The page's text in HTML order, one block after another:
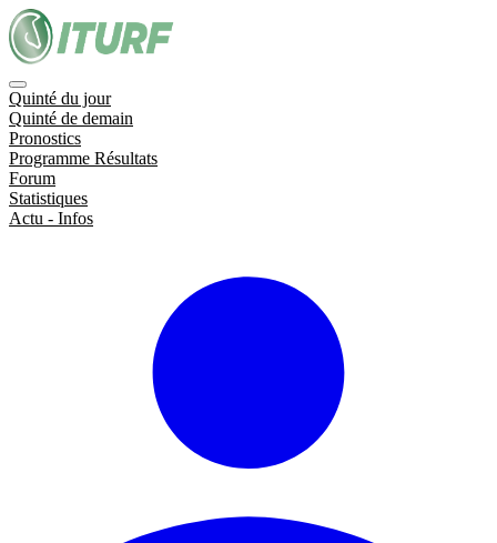
Quinté du jour
Quinté de demain
Pronostics
Programme Résultats
Forum
Statistiques
Actu - Infos